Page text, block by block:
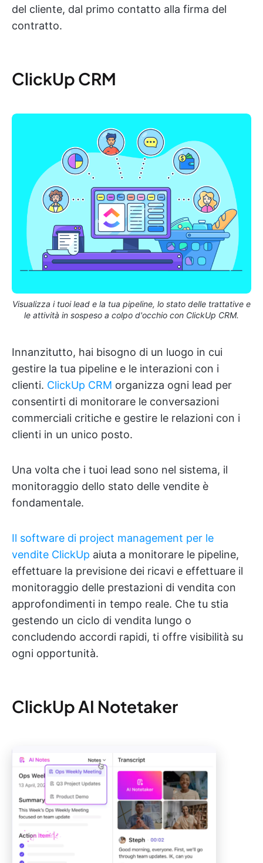
del cliente, dal primo contatto alla firma del
contratto.
ClickUp CRM
Visualizza i tuoi lead e la tua pipeline, lo stato delle trattative e
le attività in sospeso a colpo d'occhio con ClickUp CRM.
Innanzitutto, hai bisogno di un luogo in cui
gestire la tua pipeline e le interazioni con i
clienti. ClickUp CRM organizza ogni lead per
consentirti di monitorare le conversazioni
commerciali critiche e gestire le relazioni con i
clienti in un unico posto.
Una volta che i tuoi lead sono nel sistema, il
monitoraggio dello stato delle vendite è
fondamentale.
Il software di project management per le
vendite ClickUp aiuta a monitorare le pipeline,
effettuare la previsione dei ricavi e effettuare il
monitoraggio delle prestazioni di vendita con
approfondimenti in tempo reale. Che tu stia
gestendo un ciclo di vendita lungo o
concludendo accordi rapidi, ti offre visibilità su
ogni opportunità.
ClickUp AI Notetaker